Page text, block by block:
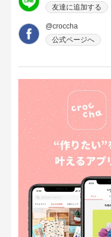
友達に追加する
@croccha
公式ページへ